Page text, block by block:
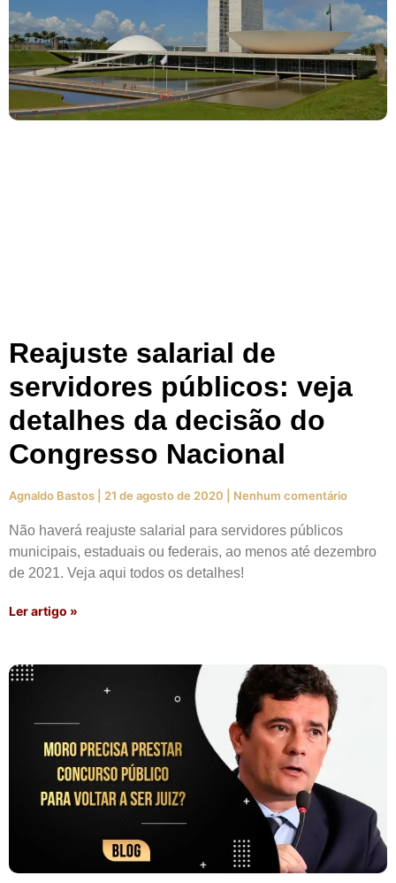
Reajuste salarial de
servidores públicos: veja
detalhes da decisão do
Congresso Nacional
Agnaldo Bastos 21 de agosto de 2020 Nenhum comentário
Não haverá reajuste salarial para servidores públicos
municipais, estaduais ou federais, ao menos até dezembro
de 2021. Veja aqui todos os detalhes!
Ler artigo »